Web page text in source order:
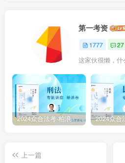
第一考资
1777 27
这家伙很懒，
2024众合法考-柏浪涛刑法-精讲卷pdf电子版（附视频1-76全）
上一篇